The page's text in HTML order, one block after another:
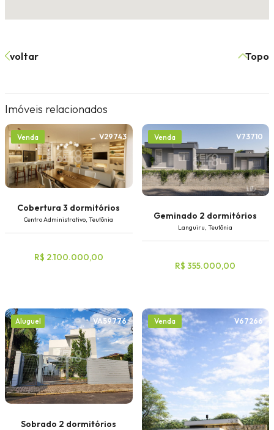
voltar Topo
Imóveis relacionados
Venda V29743
Cobertura 3 dormitórios
Centro Administrativo, Teutônia
R$ 2.100.000,00
Venda V73710
Geminado 2 dormitórios
Languiru, Teutônia
R$ 355.000,00
Aluguel VA59776
Sobrado 2 dormitórios
Venda V67266